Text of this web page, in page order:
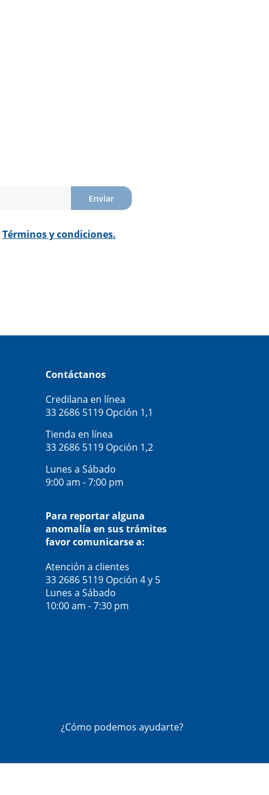
Enviar
Términos y condiciones.
Contáctanos
Credilana en línea
33 2686 5119 Opción 1,1
Tienda en línea
33 2686 5119 Opción 1,2
Lunes a Sábado
9:00 am - 7:00 pm
Para reportar alguna
anomalía en sus trámites
favor comunicarse a:
Atención a clientes
33 2686 5119 Opción 4 y 5
Lunes a Sábado
10:00 am - 7:30 pm
¿Cómo podemos ayudarte?